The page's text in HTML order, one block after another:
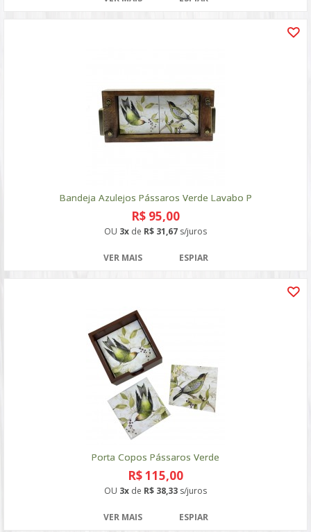
Bandeja Azulejos Pássaros Verde Lavabo P
R$ 95,00
OU 3x de R$ 31,67 s/juros
VER MAIS ESPIAR
Porta Copos Pássaros Verde
R$ 115,00
OU 3x de R$ 38,33 s/juros
VER MAIS ESPIAR